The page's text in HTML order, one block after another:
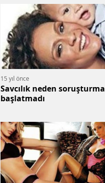
15 yıl önce
Savcılık neden soruşturma
başlatmadı